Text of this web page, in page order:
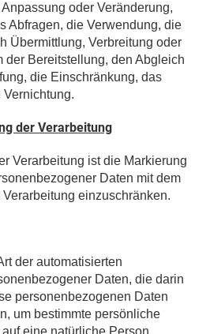
oder Veränderung,
Abfragen, die Verwendung, die
Übermittlung, Verbreitung oder
der Bereitstellung, den Abgleich
die Einschränkung, das
Vernichtung.
der Verarbeitung
Verarbeitung ist die Markierung
Daten mit dem
einzuschränken.
der automatisierten
Daten, die darin
personenbezogenen Daten
um bestimmte persönliche
eine natürliche Person